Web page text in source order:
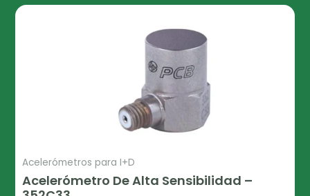
Acelerómetros para I+D
Acelerómetro De Alta Sensibilidad –